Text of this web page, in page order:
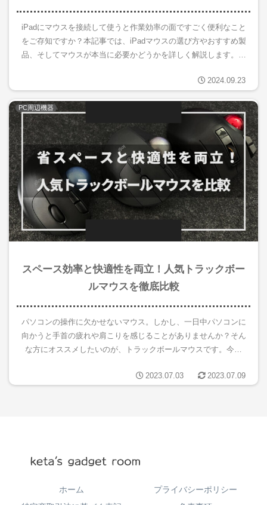
iPadにマウスを接続して使うと作業効率の面ですごく便利なこと
をご存知ですか？本記事では、iPadマウスの選び方やおすすめ製
品、そしてマウスが本当に必要かどうかを詳しく解説します。さ
2024.09.23
PC周辺機器
スペース効率と快適性を両立！人気トラックボー
ルマウスを徹底比較
パソコンの操作に欠かせないマウス。しかし、一日中パソコンに
向かうと手首の疲れや肩こりを感じることがありませんか？そん
な方にオススメしたいのが、トラックボールマウスです。今回
点を詳しく...2023.07.03 2023.07.09
ホーム
プライバシーポリシー